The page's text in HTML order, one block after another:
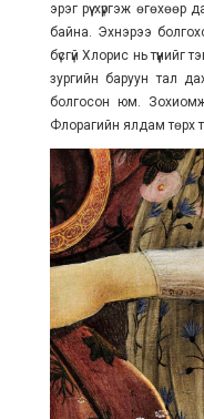
эрэг рүү хүргэж
байна. Эхнэрээ
бүсгүй Хлорис нь
зургийн баруун тал
болгосон юм.
Флорагийн ялдам төрх